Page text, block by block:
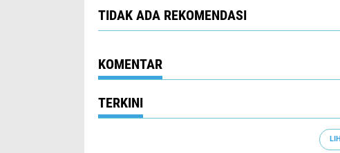
TIDAK ADA REKOMENDASI
KOMENTAR
TERKINI